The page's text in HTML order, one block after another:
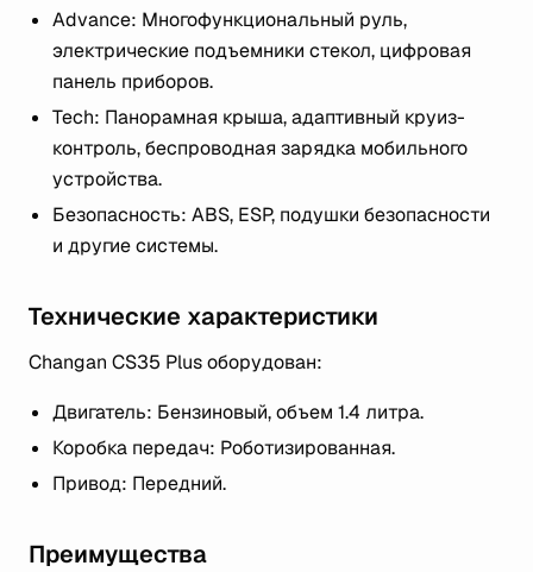
Advance: Многофункциональный руль,
электрические подъемники стекол, цифровая
панель приборов.
Tech: Панорамная крыша, адаптивный круиз-
контроль, беспроводная зарядка мобильного
устройства.
Безопасность: ABS, ESP, подушки безопасности
и другие системы​​.
Технические характеристики
Changan CS35 Plus оборудован:
Двигатель: Бензиновый, объем 1.4 литра.
Коробка передач: Роботизированная.
Привод: Передний​​.
Преимущества